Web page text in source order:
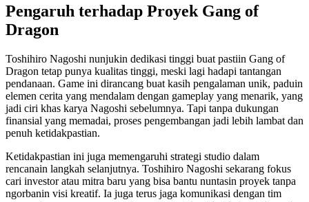
Pengaruh terhadap Proyek Gang of
Dragon
Toshihiro Nagoshi nunjukin dedikasi tinggi buat pastiin Gang of
Dragon tetap punya kualitas tinggi, meski lagi hadapi tantangan
pendanaan. Game ini dirancang buat kasih pengalaman unik, paduin
elemen cerita yang mendalam dengan gameplay yang menarik, yang
jadi ciri khas karya Nagoshi sebelumnya. Tapi tanpa dukungan
finansial yang memadai, proses pengembangan jadi lebih lambat dan
penuh ketidakpastian.
Ketidakpastian ini juga memengaruhi strategi studio dalam
rencanain langkah selanjutnya. Toshihiro Nagoshi sekarang fokus
cari investor atau mitra baru yang bisa bantu nuntasin proyek tanpa
ngorbanin visi kreatif. Ia juga terus jaga komunikasi dengan tim